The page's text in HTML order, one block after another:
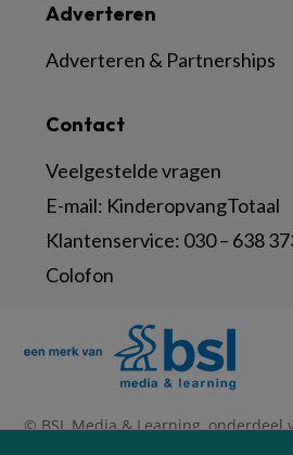
Contact
Veelgestelde vragen
E-mail: KinderopvangTotaal
Klantenservice: 030 – 638
Colofon
Adverteren
Adverteren & Partnerships
© BSL Media & Learning, onderdeel